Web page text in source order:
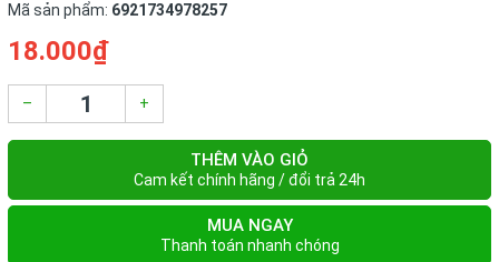
Mã sản phẩm: 6921734978257
18.000₫
– +
THÊM VÀO GIỎ
Cam kết chính hãng / đổi trả 24h
MUA NGAY
Thanh toán nhanh chóng